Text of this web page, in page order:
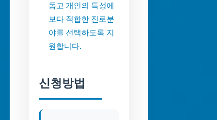
돕고 개인의 특성에
보다 적합한 진로분
야를 선택하도록 지
원합니다.
신청방법